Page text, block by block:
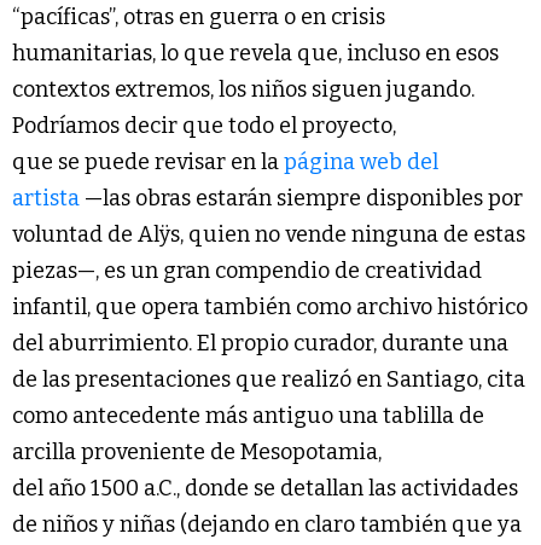
“pacíficas”, otras en guerra o en crisis
humanitarias, lo que revela que, incluso en esos
contextos extremos, los niños siguen jugando.
Podríamos decir que todo el proyecto,
que se puede revisar en lapágina web del
artista —las obras estarán siempre disponibles por
voluntad de Alÿs, quien no vende ninguna de estas
piezas—, es un gran compendio de creatividad
infantil, que opera también como archivo histórico
del aburrimiento. El propio curador, durante una
de las presentaciones que realizó en Santiago, cita
como antecedente más antiguo una tablilla de
arcilla proveniente de Mesopotamia,
del año 1500 a.C., donde se detallan las actividades
de niños y niñas (dejando en claro también que ya